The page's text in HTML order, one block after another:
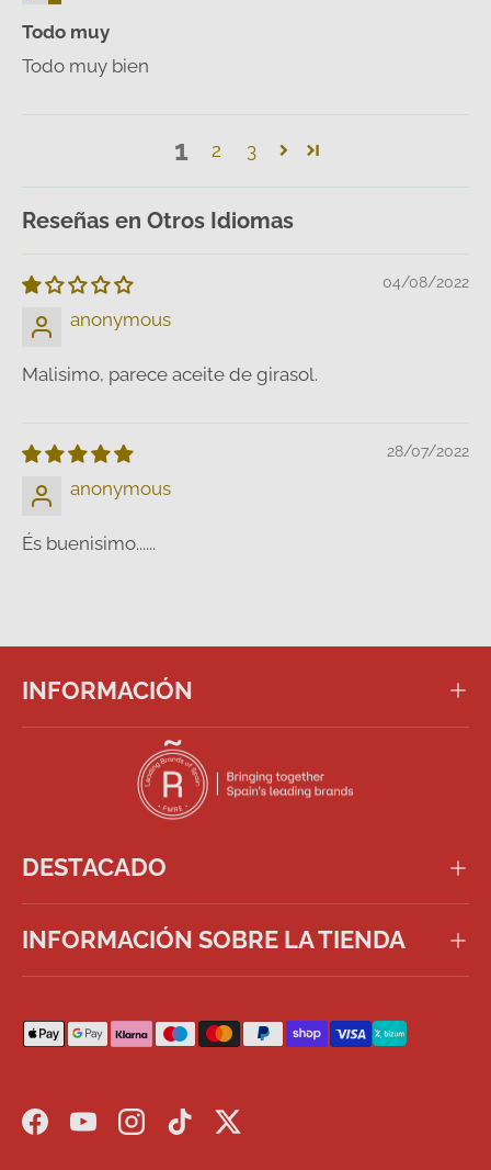
Todo muy
Todo muy bien
1 2 3
Reseñas en Otros Idiomas
04/08/2022
anonymous
Malisimo, parece aceite de girasol.
28/07/2022
anonymous
És buenisimo......
INFORMACIÓN
DESTACADO
INFORMACIÓN SOBRE LA TIENDA
Formas de pago aceptadas
FacebookYouTubeInstagram
TikTokTwitter